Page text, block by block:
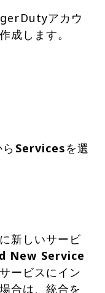
アカウ
成します。
Servicesを選
新しいサービ
New Service
ービスにイン
合は、統合を